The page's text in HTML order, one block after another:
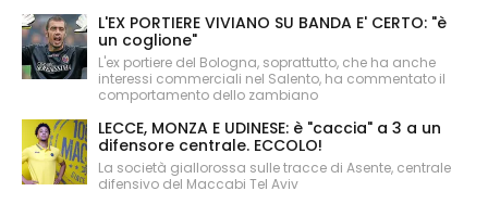
L'EX PORTIERE VIVIANO SU BANDA E' CERTO: "è
un coglione"
L'ex portiere del Bologna, soprattutto, che ha anche
interessi commerciali nel Salento, ha commentato il
comportamento dello zambiano
LECCE, MONZA E UDINESE: è "caccia" a 3 a un
difensore centrale. ECCOLO!
La società giallorossa sulle tracce di Asente, centrale
difensivo del Maccabi Tel Aviv